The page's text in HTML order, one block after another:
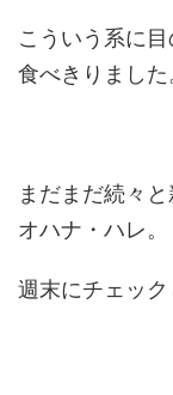
こういう系に
食べきりました
まだまだ続々
オハナ・ハレ。
週末にチェック